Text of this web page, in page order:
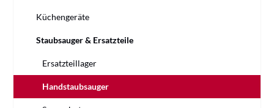
Küchengeräte
Staubsauger & Ersatzteile
Ersatzteillager
Handstaubsauger